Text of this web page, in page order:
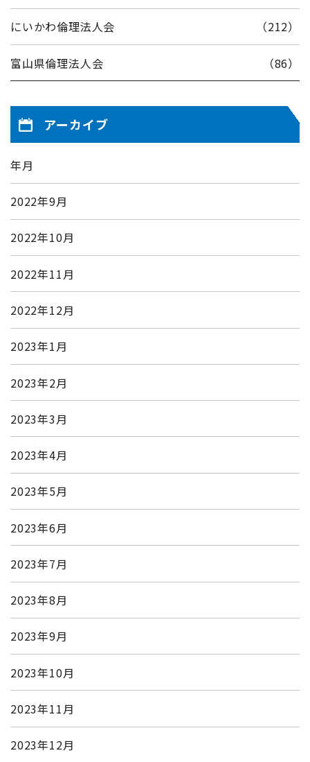
にいかわ倫理法人会 （212）
富山県倫理法人会 （86）
アーカイブ
年月
2022年9月
2022年10月
2022年11月
2022年12月
2023年1月
2023年2月
2023年3月
2023年4月
2023年5月
2023年6月
2023年7月
2023年8月
2023年9月
2023年10月
2023年11月
2023年12月